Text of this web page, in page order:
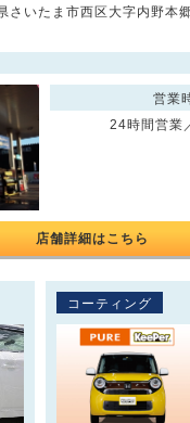
さいたま市西区大字内野本
営業
24時間営業
店舗詳細はこちら
コーティング